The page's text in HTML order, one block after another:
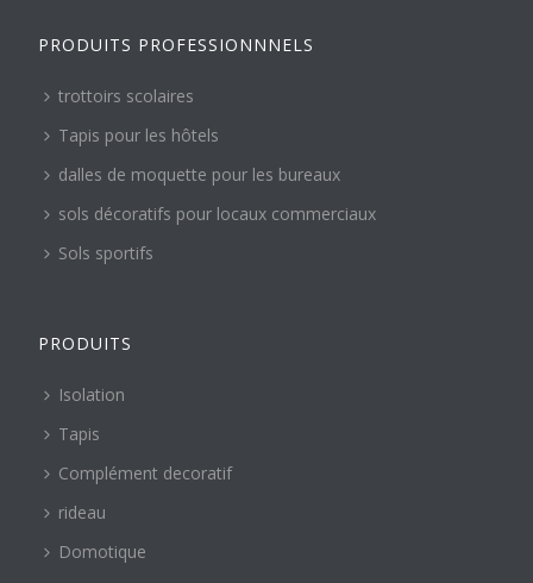
PRODUITS PROFESSIONNNELS
trottoirs scolaires
Tapis pour les hôtels
dalles de moquette pour les bureaux
sols décoratifs pour locaux commerciaux
Sols sportifs
PRODUITS
Isolation
Tapis
Complément decoratif
rideau
Domotique